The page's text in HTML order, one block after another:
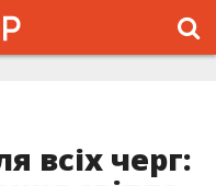
всіх черг: